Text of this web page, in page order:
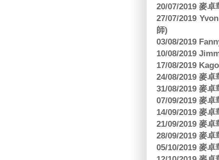
20/07/2019 麥
27/07/2019
師)
03/08/2019
10/08/2019
17/08/2019
24/08/2019 麥
31/08/2019 麥
07/09/2019 麥
14/09/2019 麥
21/09/2019 麥
28/09/2019 麥
05/10/2019 麥